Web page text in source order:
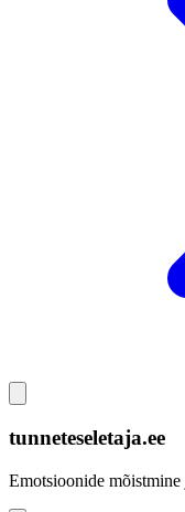
tunneteseletaja.ee
Emotsioonide